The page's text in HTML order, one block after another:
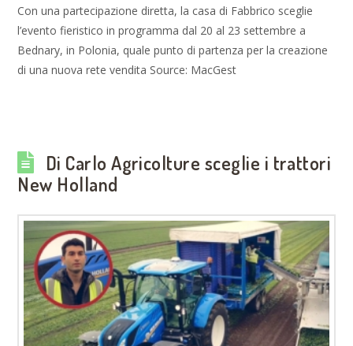
Con una partecipazione diretta, la casa di Fabbrico sceglie
l’evento fieristico in programma dal 20 al 23 settembre a
Bednary, in Polonia, quale punto di partenza per la creazione
di una nuova rete vendita Source: MacGest
Di Carlo Agricolture sceglie i trattori
New Holland